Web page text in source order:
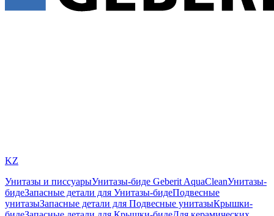
KZ
Унитазы и писсуарыУнитазы-биде Geberit AquaCleanУнитазы-
бидеЗапасные детали для Унитазы-бидеПодвесные
унитазыЗапасные детали для Подвесные унитазыКрышки-